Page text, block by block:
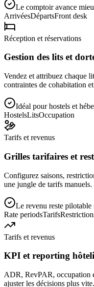
Le comptoir avance
ArrivéesDépartsFront desk
Réception et réservations
Gestion des lits et
Vendez et attribuez chaque
contraintes de cohabitation
Idéal pour hostels et
HostelsLitsOccupation
Tarifs et revenus
Grilles tarifaires et
Configurez saisons,
une jungle de tarifs manuels.
Le revenu reste
Rate periodsTarifs
Tarifs et revenus
KPI et reporting
ADR, RevPAR, occupation
ajuster les décisions plus vite.